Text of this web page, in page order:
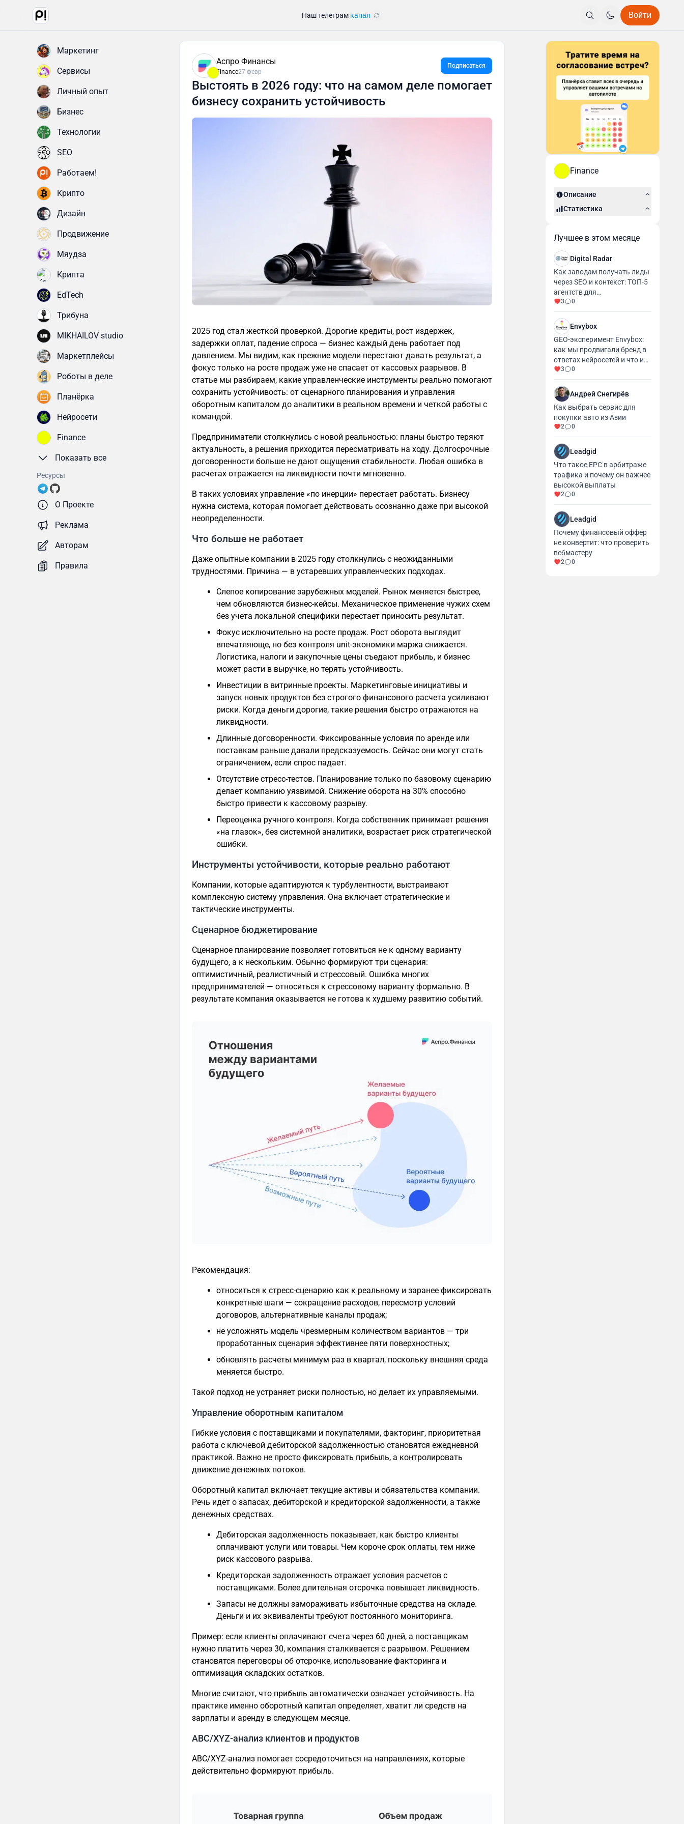
Наш телеграм канал Войти
Маркетинг
Сервисы
Личный опыт
Бизнес
Технологии
SEO
Работаем!
Крипто
Дизайн
Продвижение
Мяудза
Крипта
EdTech
Трибуна
MIKHAILOV studio
Маркетплейсы
Роботы в деле
Планёрка
Нейросети
Finance
Показать все
Ресурсы
О Проекте
Реклама
Авторам
Правила
Аспро Финансы
Finance27 февр
Подписаться
Выстоять в 2026 году: что на самом деле помогает
бизнесу сохранить устойчивость
2025 год стал жесткой проверкой. Дорогие кредиты, рост издержек,
задержки оплат, падение спроса — бизнес каждый день работает под
давлением. Мы видим, как прежние модели перестают давать результат, а
фокус только на росте продаж уже не спасает от кассовых разрывов. В
статье мы разбираем, какие управленческие инструменты реально помогают
сохранить устойчивость: от сценарного планирования и управления
оборотным капиталом до аналитики в реальном времени и четкой работы с
командой.
Предприниматели столкнулись с новой реальностью: планы быстро теряют
актуальность, а решения приходится пересматривать на ходу. Долгосрочные
договоренности больше не дают ощущения стабильности. Любая ошибка в
расчетах отражается на ликвидности почти мгновенно.
В таких условиях управление «по инерции» перестает работать. Бизнесу
нужна система, которая помогает действовать осознанно даже при высокой
неопределенности.
Что больше не работает
Даже опытные компании в 2025 году столкнулись с неожиданными
трудностями. Причина — в устаревших управленческих подходах.
Слепое копирование зарубежных моделей. Рынок меняется быстрее,
чем обновляются бизнес-кейсы. Механическое применение чужих схем
без учета локальной специфики перестает приносить результат.
Фокус исключительно на росте продаж. Рост оборота выглядит
впечатляюще, но без контроля unit-экономики маржа снижается.
Логистика, налоги и закупочные цены съедают прибыль, и бизнес
может расти в выручке, но терять устойчивость.
Инвестиции в витринные проекты. Маркетинговые инициативы и
запуск новых продуктов без строгого финансового расчета усиливают
риски. Когда деньги дорогие, такие решения быстро отражаются на
ликвидности.
Длинные договоренности. Фиксированные условия по аренде или
поставкам раньше давали предсказуемость. Сейчас они могут стать
ограничением, если спрос падает.
Отсутствие стресс-тестов. Планирование только по базовому сценарию
делает компанию уязвимой. Снижение оборота на 30% способно
быстро привести к кассовому разрыву.
Переоценка ручного контроля. Когда собственник принимает решения
«на глазок», без системной аналитики, возрастает риск стратегической
ошибки.
Инструменты устойчивости, которые реально работают
Компании, которые адаптируются к турбулентности, выстраивают
комплексную систему управления. Она включает стратегические и
тактические инструменты.
Сценарное бюджетирование
Сценарное планирование позволяет готовиться не к одному варианту
будущего, а к нескольким. Обычно формируют три сценария:
оптимистичный, реалистичный и стрессовый. Ошибка многих
предпринимателей — относиться к стрессовому варианту формально. В
результате компания оказывается не готова к худшему развитию событий.
Рекомендация:
относиться к стресс-сценарию как к реальному и заранее фиксировать
конкретные шаги — сокращение расходов, пересмотр условий
договоров, альтернативные каналы продаж;
не усложнять модель чрезмерным количеством вариантов — три
проработанных сценария эффективнее пяти поверхностных;
обновлять расчеты минимум раз в квартал, поскольку внешняя среда
меняется быстро.
Такой подход не устраняет риски полностью, но делает их управляемыми.
Управление оборотным капиталом
Гибкие условия с поставщиками и покупателями, факторинг, приоритетная
работа с ключевой дебиторской задолженностью становятся ежедневной
практикой. Важно не просто фиксировать прибыль, а контролировать
движение денежных потоков.
Оборотный капитал включает текущие активы и обязательства компании.
Речь идет о запасах, дебиторской и кредиторской задолженности, а также
денежных средствах.
Дебиторская задолженность показывает, как быстро клиенты
оплачивают услуги или товары. Чем короче срок оплаты, тем ниже
риск кассового разрыва.
Кредиторская задолженность отражает условия расчетов с
поставщиками. Более длительная отсрочка повышает ликвидность.
Запасы не должны замораживать избыточные средства на складе.
Деньги и их эквиваленты требуют постоянного мониторинга.
Пример: если клиенты оплачивают счета через 60 дней, а поставщикам
нужно платить через 30, компания сталкивается с разрывом. Решением
становятся переговоры об отсрочке, использование факторинга и
оптимизация складских остатков.
Многие считают, что прибыль автоматически означает устойчивость. На
практике именно оборотный капитал определяет, хватит ли средств на
зарплаты и аренду в следующем месяце.
ABC/XYZ-анализ клиентов и продуктов
ABC/XYZ-анализ помогает сосредоточиться на направлениях, которые
действительно формируют прибыль.
Finance
Описание
Статистика
Лучшее в этом месяце
Digital Radar
Как заводам получать лиды
через SEO и контекст: ТОП-5
агентств для
промышленности и
производства
3 0
Envybox
GEO-эксперимент Envybox:
как мы продвигали бренд в
ответах нейросетей и что из
этого вышло
3 0
Андрей Снегирёв
Как выбрать сервис для
покупки авто из Азии
2 0
Leadgid
Что такое EPC в арбитраже
трафика и почему он важнее
высокой выплаты
2 0
Leadgid
Почему финансовый оффер
не конвертит: что проверить
вебмастеру
2 0